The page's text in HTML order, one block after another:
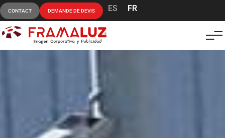
CONTACT DEMANDE DE DEVIS ES FR